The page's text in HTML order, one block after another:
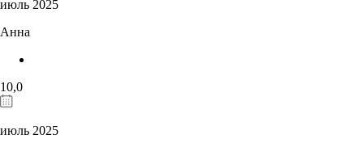
июль 2025
Анна
10,0
июль 2025